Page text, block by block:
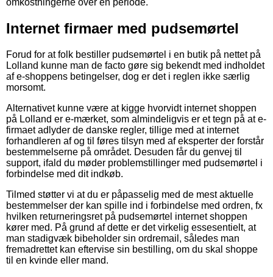
Internet firmaer med pudsemørtel
Forud for at folk bestiller pudsemørtel i en butik på nettet på
Lolland kunne man de facto gøre sig bekendt med indholdet
af e-shoppens betingelser, dog er det i reglen ikke særlig
morsomt.
Alternativet kunne være at kigge hvorvidt internet shoppen
på Lolland er e-mærket, som almindeligvis er et tegn på at e-
firmaet adlyder de danske regler, tillige med at internet
forhandleren af og til føres tilsyn med af eksperter der forstår
bestemmelserne på området. Desuden får du genvej til
support, ifald du møder problemstillinger med pudsemørtel i
forbindelse med dit indkøb.
Tilmed støtter vi at du er påpasselig med de mest aktuelle
bestemmelser der kan spille ind i forbindelse med ordren, fx
hvilken returneringsret på pudsemørtel internet shoppen
kører med. På grund af dette er det virkelig essesentielt, at
man stadigvæk bibeholder sin ordremail, således man
fremadrettet kan eftervise sin bestilling, om du skal shoppe
til en kvinde eller mand.